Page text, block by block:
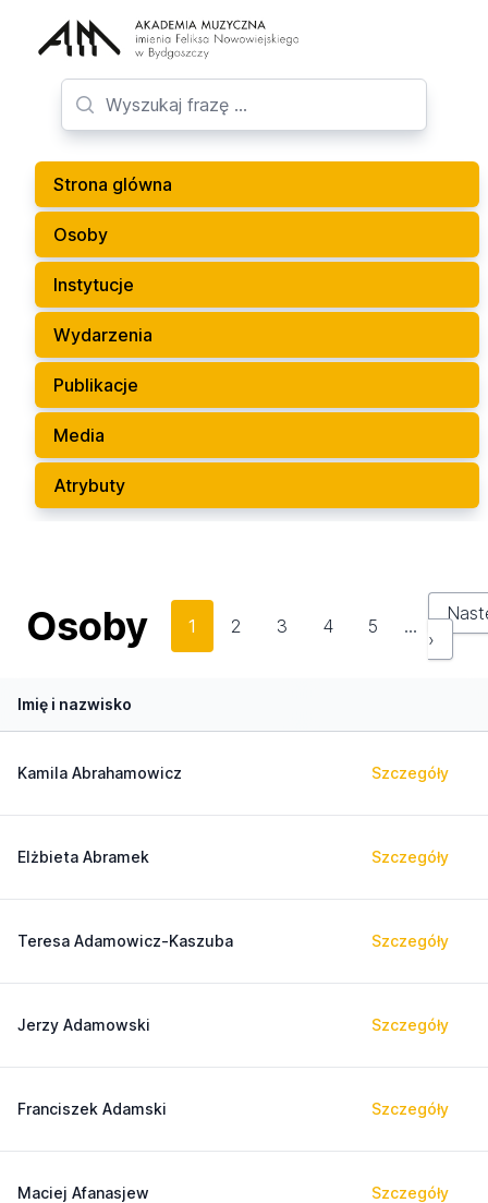
Strona glówna
Osoby
Instytucje
Wydarzenia
Publikacje
Media
Atrybuty
Osoby 1 2 3 4 5 …
›
Imię i nazwisko
Kamila Abrahamowicz Szczegóły
Elżbieta Abramek Szczegóły
Teresa Adamowicz-Kaszuba Szczegóły
Jerzy Adamowski Szczegóły
Franciszek Adamski Szczegóły
Maciej Afanasjew Szczegóły